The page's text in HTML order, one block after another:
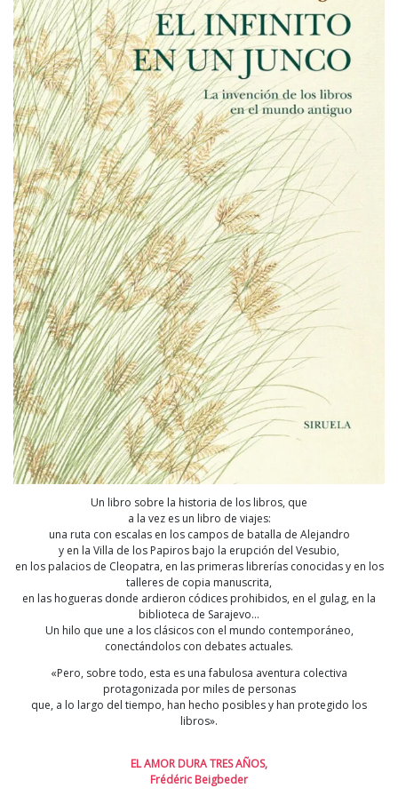
Un libro sobre la historia de los libros, que
a la vez es un libro de viajes:
una ruta con escalas en los campos de batalla de Alejandro
y en la Villa de los Papiros bajo la erupción del Vesubio,
en los palacios de Cleopatra, en las primeras librerías conocidas y en los
talleres de copia manuscrita,
en las hogueras donde ardieron códices prohibidos, en el gulag, en la
biblioteca de Sarajevo…
Un hilo que une a los clásicos con el mundo contemporáneo,
conectándolos con debates actuales.
«Pero, sobre todo, esta es una fabulosa aventura colectiva
protagonizada por miles de personas
que, a lo largo del tiempo, han hecho posibles y han protegido los
libros».
EL AMOR DURA TRES AÑOS,
Frédéric Beigbeder